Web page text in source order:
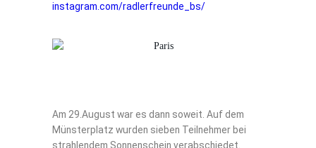
instagram.com/radlerfreunde_bs/
Am 29.August war es dann soweit. Auf dem
Münsterplatz wurden sieben Teilnehmer bei
strahlendem Sonnenschein verabschiedet.